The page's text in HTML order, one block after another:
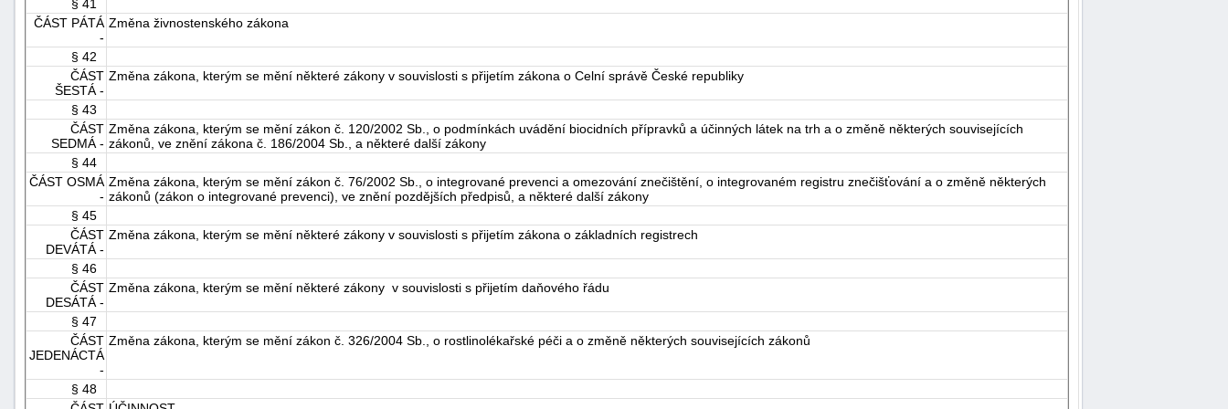
§ 41
ČÁST PÁTÁ
-
Změna živnostenského zákona
§ 42
ČÁST
ŠESTÁ -
Změna zákona, kterým se mění některé zákony v souvislosti s přijetím zákona o Celní správě České republiky
§ 43
ČÁST
SEDMÁ -
Změna zákona, kterým se mění zákon č. 120/2002 Sb., o podmínkách uvádění biocidních přípravků a účinných látek na trh a o změně některých souvisejících
zákonů, ve znění zákona č. 186/2004 Sb., a některé další zákony
§ 44
ČÁST OSMÁ
-
Změna zákona, kterým se mění zákon č. 76/2002 Sb., o integrované prevenci a omezování znečištění, o integrovaném registru znečišťování a o změně některých
zákonů (zákon o integrované prevenci), ve znění pozdějších předpisů, a některé další zákony
§ 45
ČÁST
DEVÁTÁ -
Změna zákona, kterým se mění některé zákony v souvislosti s přijetím zákona o základních registrech
§ 46
ČÁST
DESÁTÁ -
Změna zákona, kterým se mění některé zákony v souvislosti s přijetím daňového řádu
§ 47
ČÁST
JEDENÁCTÁ
-
Změna zákona, kterým se mění zákon č. 326/2004 Sb., o rostlinolékařské péči a o změně některých souvisejících zákonů
§ 48